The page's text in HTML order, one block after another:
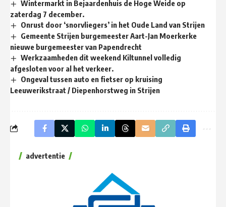
Wintermarkt in Bejaardenhuis de Hoge Weide op
zaterdag 7 december.
Onrust door ‘snorvliegers’ in het Oude Land van Strijen
Gemeente Strijen burgemeester Aart-Jan Moerkerke
nieuwe burgemeester van Papendrecht
Werkzaamheden dit weekend Kiltunnel volledig
afgesloten voor al het verkeer.
Ongeval tussen auto en fietser op kruising
Leeuwerikstraat / Diepenhorstweg in Strijen
advertentie